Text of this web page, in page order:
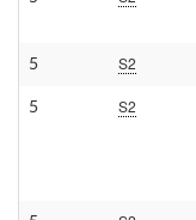
5 S2
5 S2